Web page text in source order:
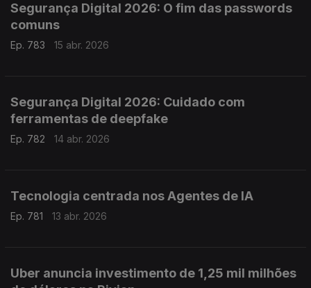
Segurança Digital 2026: O fim das passwords
comuns
Ep. 783 15 abr. 2026
Segurança Digital 2026: Cuidado com
ferramentas de deepfake
Ep. 782 14 abr. 2026
Tecnologia centrada nos Agentes de IA
Ep. 781 13 abr. 2026
Uber anuncia investimento de 1,25 mil milhões